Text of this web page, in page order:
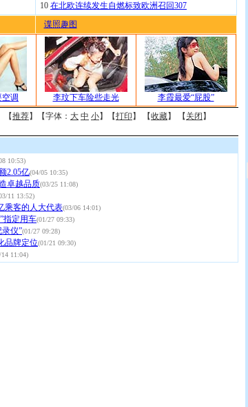
10 在北欧连续发生自燃标致欧洲召回307
谍照趣图
调 李玟下车险些走光
李霞最爱“屁股”
【推荐】【字体： 大 中 小】【打印 】 【收藏】 【 关闭 】
10:53)
2.05亿(04/05 10:35)
卓越品质(03/25 11:08)
11 13:52)
乘客的人大代表(03/06 14:01)
指定用车(01/27 09:33)
仪”(01/27 09:28)
品牌定位(01/21 09:30)
14 11:04)